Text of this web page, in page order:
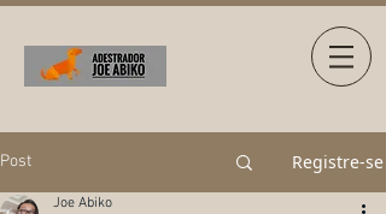
Post Registre-se
Joe Abiko